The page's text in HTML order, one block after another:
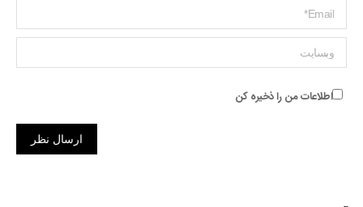
ایمیل *
وبسایت
اطلاعات من را ذخیره کن
ارسال نظر